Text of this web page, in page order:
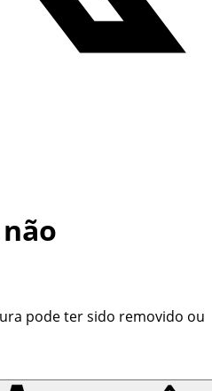
pode ter sido removido ou